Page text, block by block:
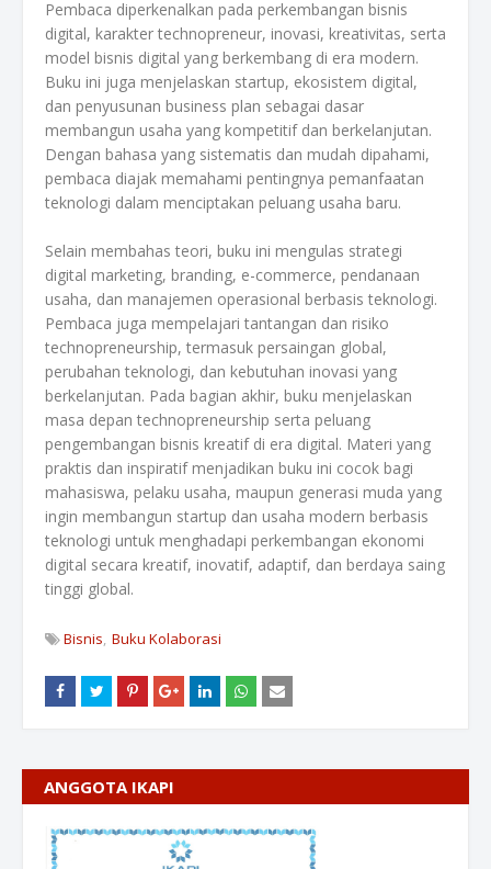
Pembaca diperkenalkan pada perkembangan bisnis
digital, karakter technopreneur, inovasi, kreativitas, serta
model bisnis digital yang berkembang di era modern.
Buku ini juga menjelaskan startup, ekosistem digital,
dan penyusunan business plan sebagai dasar
membangun usaha yang kompetitif dan berkelanjutan.
Dengan bahasa yang sistematis dan mudah dipahami,
pembaca diajak memahami pentingnya pemanfaatan
teknologi dalam menciptakan peluang usaha baru.
Selain membahas teori, buku ini mengulas strategi
digital marketing, branding, e-commerce, pendanaan
usaha, dan manajemen operasional berbasis teknologi.
Pembaca juga mempelajari tantangan dan risiko
technopreneurship, termasuk persaingan global,
perubahan teknologi, dan kebutuhan inovasi yang
berkelanjutan. Pada bagian akhir, buku menjelaskan
masa depan technopreneurship serta peluang
pengembangan bisnis kreatif di era digital. Materi yang
praktis dan inspiratif menjadikan buku ini cocok bagi
mahasiswa, pelaku usaha, maupun generasi muda yang
ingin membangun startup dan usaha modern berbasis
teknologi untuk menghadapi perkembangan ekonomi
digital secara kreatif, inovatif, adaptif, dan berdaya saing
tinggi global.
Bisnis Buku Kolaborasi
ANGGOTA IKAPI